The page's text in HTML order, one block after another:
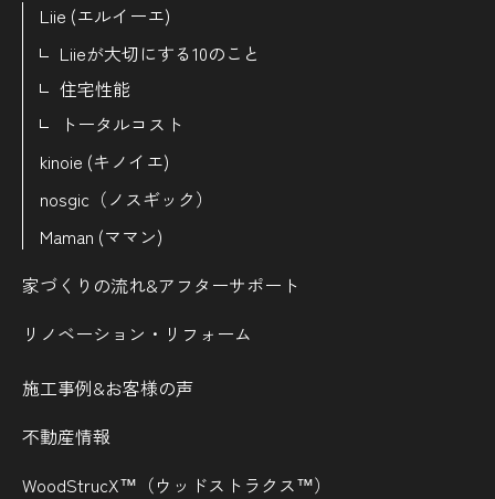
Liie (エルイーエ)
Liieが大切にする10のこと
住宅性能
トータルコスト
kinoie (キノイエ)
nosgic（ノスギック）
Maman (ママン)
家づくりの流れ&アフターサポート
リノベーション・リフォーム
施工事例&お客様の声
不動産情報
WoodStrucX™（ウッドストラクス™）